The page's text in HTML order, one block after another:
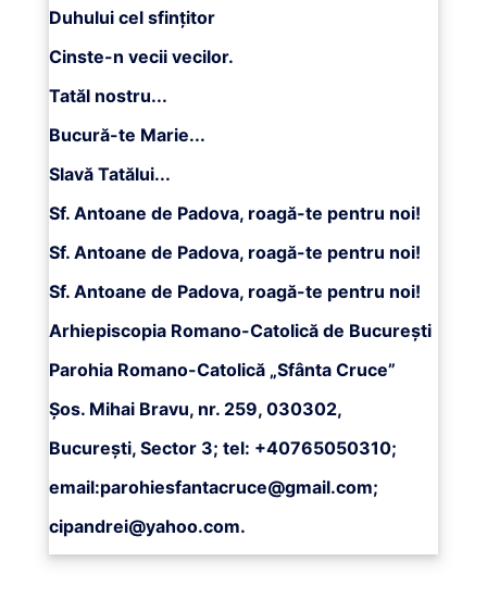
Duhului cel sfinţitor
Cinste-n vecii vecilor.
Tatăl nostru...
Bucură-te Marie...
Slavă Tatălui...
Sf. Antoane de Padova, roagă-te pentru noi!
Sf. Antoane de Padova, roagă-te pentru noi!
Sf. Antoane de Padova, roagă-te pentru noi!
Arhiepiscopia Romano-Catolică de București
Parohia Romano-Catolică „Sfânta Cruce”
Șos. Mihai Bravu, nr. 259, 030302,
București, Sector 3; tel: +40765050310;
email:parohiesfantacruce@gmail.com;
cipandrei@yahoo.com.